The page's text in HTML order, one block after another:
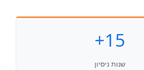
15+
שנות ניסיון